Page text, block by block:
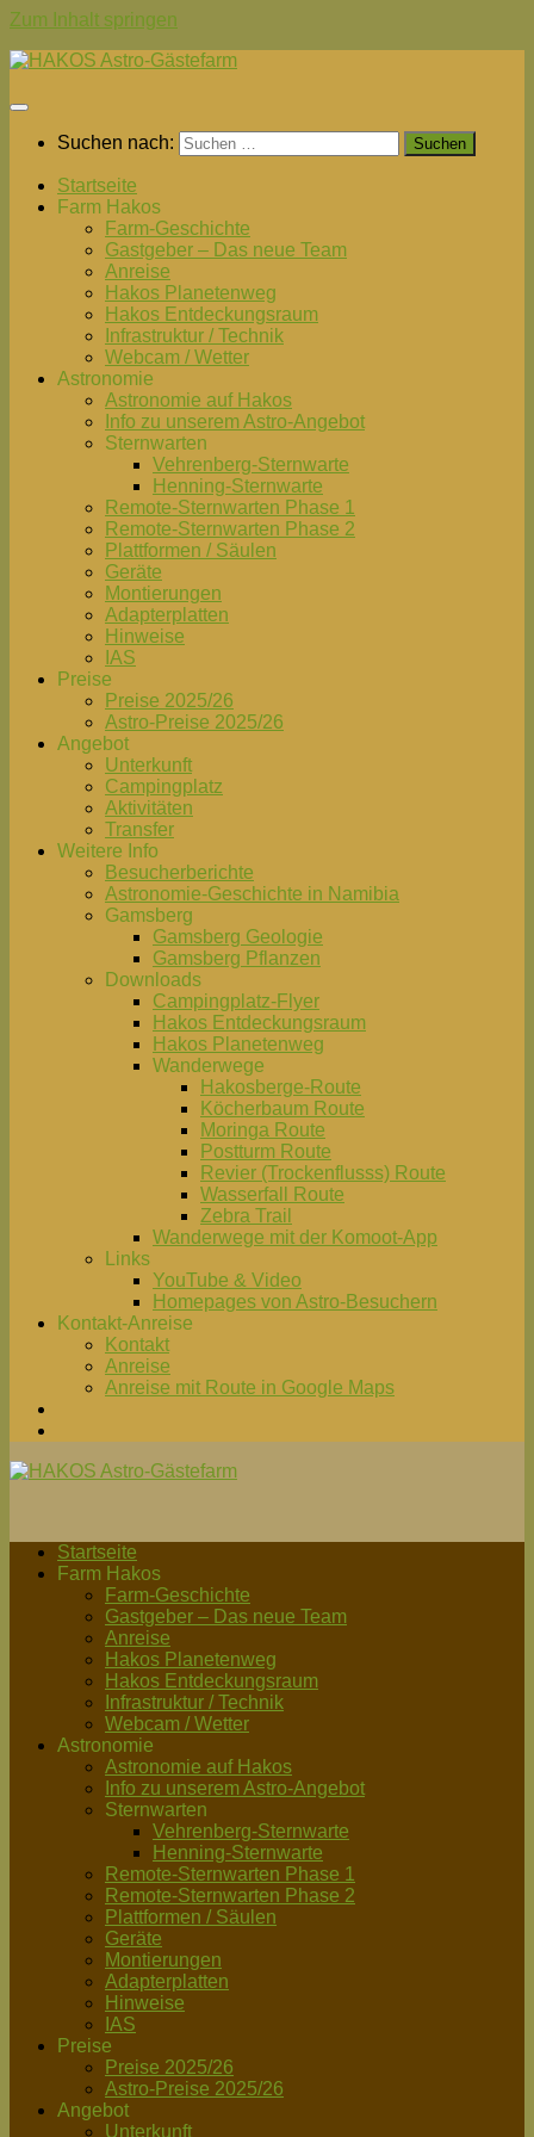
Zum Inhalt springen
Suchen nach:
Startseite
Farm Hakos
Farm-Geschichte
Gastgeber – Das neue Team
Anreise
Hakos Planetenweg
Hakos Entdeckungsraum
Infrastruktur / Technik
Webcam / Wetter
Astronomie
Astronomie auf Hakos
Info zu unserem Astro-Angebot
Sternwarten
Vehrenberg-Sternwarte
Henning-Sternwarte
Remote-Sternwarten Phase 1
Remote-Sternwarten Phase 2
Plattformen / Säulen
Geräte
Montierungen
Adapterplatten
Hinweise
IAS
Preise
Preise 2025/26
Astro-Preise 2025/26
Angebot
Unterkunft
Campingplatz
Aktivitäten
Transfer
Weitere Info
Besucherberichte
Astronomie-Geschichte in Namibia
Gamsberg
Gamsberg Geologie
Gamsberg Pflanzen
Downloads
Campingplatz-Flyer
Hakos Entdeckungsraum
Hakos Planetenweg
Wanderwege
Hakosberge-Route
Köcherbaum Route
Moringa Route
Postturm Route
Revier (Trockenflusss) Route
Wasserfall Route
Zebra Trail
Wanderwege mit der Komoot-App
Links
YouTube & Video
Homepages von Astro-Besuchern
Kontakt-Anreise
Kontakt
Anreise
Anreise mit Route in Google Maps
Startseite
Farm Hakos
Farm-Geschichte
Gastgeber – Das neue Team
Anreise
Hakos Planetenweg
Hakos Entdeckungsraum
Infrastruktur / Technik
Webcam / Wetter
Astronomie
Astronomie auf Hakos
Info zu unserem Astro-Angebot
Sternwarten
Vehrenberg-Sternwarte
Henning-Sternwarte
Remote-Sternwarten Phase 1
Remote-Sternwarten Phase 2
Plattformen / Säulen
Geräte
Montierungen
Adapterplatten
Hinweise
IAS
Preise
Preise 2025/26
Astro-Preise 2025/26
Angebot
Unterkunft